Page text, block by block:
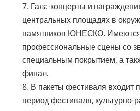
7. Гала-концерты и
центральных площадях в
памятников ЮНЕСКО. Имеются
профессиональные сцены со
специальным покрытием, а
финал.
8. В пакеты фестиваля входит
период фестиваля, культурно-